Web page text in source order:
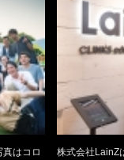
はコロ
株式会社LainZ